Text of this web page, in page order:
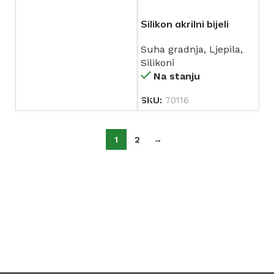
Silikon akrilni bijeli
Suha gradnja, Ljepila,
Silikoni
Na stanju
SKU: 70116
1 2 →